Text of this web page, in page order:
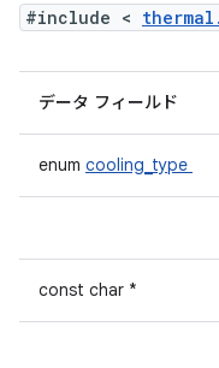
#include <
データ フィールド
enum cooling_type
const char *